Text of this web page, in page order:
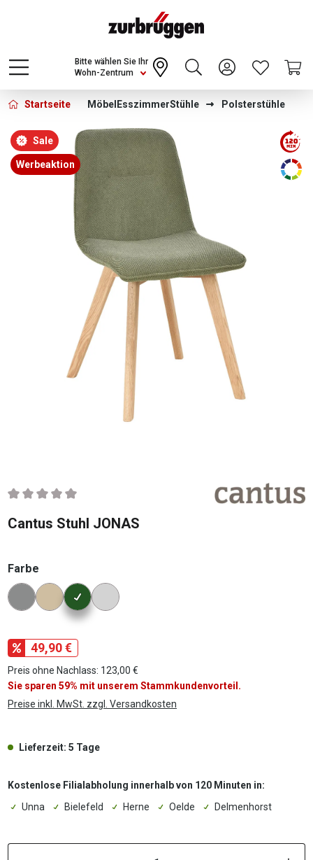
Choose a different country or region to see
content for your location and shop online
CONTINUE
Wohn-Zentrum
Bitte wählen Sie Ihr
Startseite Möbel EsszimmerStühle Polsterstühle
Bildergalerie überspringen
Sale
Werbeaktion
Durchschnittliche Bewertung von 0 von 5 Sternen
Cantus Stuhl JONAS
Farbe
Konfigurator Farbe
49,90 €
Preis ohne Nachlass: 123,00 €
Sie sparen 59% mit unserem Stammkundenvorteil.
Preise inkl. MwSt. zzgl. Versandkosten
Lieferzeit: 5 Tage
Kostenlose Filialabholung innerhalb von 120 Minuten in:
Unna
Bielefeld Herne Oelde Delmenhorst